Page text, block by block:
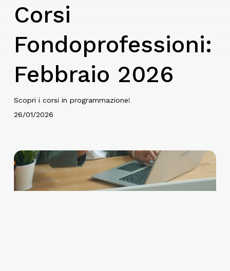
Corsi
Fondoprofessioni:
Febbraio 2026
Scopri i corsi in programmazione!
26/01/2026